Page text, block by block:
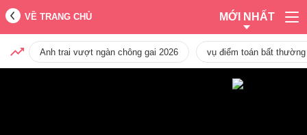
VỀ TRANG CHỦ MỚI NHẤT
Anh trai vượt ngàn chông gai 2026 vụ điểm toán bất